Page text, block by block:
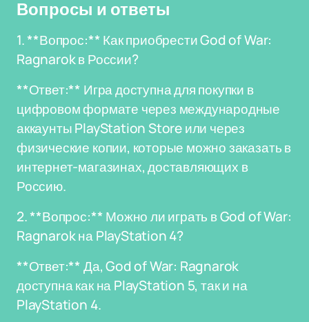
Вопросы и ответы
1. **Вопрос:** Как приобрести God of War:
Ragnarok в России?
**Ответ:** Игра доступна для покупки в
цифровом формате через международные
аккаунты PlayStation Store или через
физические копии, которые можно заказать в
интернет-магазинах, доставляющих в
Россию.
2. **Вопрос:** Можно ли играть в God of War:
Ragnarok на PlayStation 4?
**Ответ:** Да, God of War: Ragnarok
доступна как на PlayStation 5, так и на
PlayStation 4.